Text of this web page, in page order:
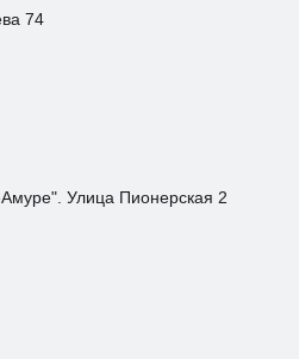
74
Улица Пионерская 2